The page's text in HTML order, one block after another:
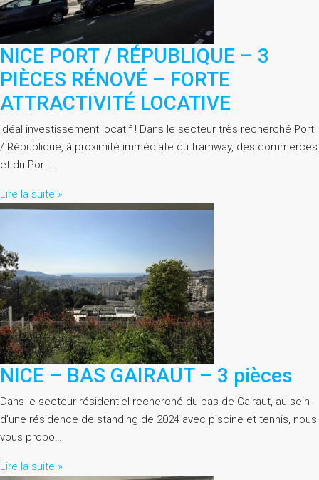
NICE PORT / RÉPUBLIQUE – 3
PIÈCES RÉNOVÉ – FORTE
ATTRACTIVITÉ LOCATIVE
Idéal investissement locatif ! Dans le secteur très recherché Port
/ République, à proximité immédiate du tramway, des commerces
et du Port …
Lire la suite »
NICE – BAS GAIRAUT – 3 pièces
Dans le secteur résidentiel recherché du bas de Gairaut, au sein
d’une résidence de standing de 2024 avec piscine et tennis, nous
vous propo…
Lire la suite »